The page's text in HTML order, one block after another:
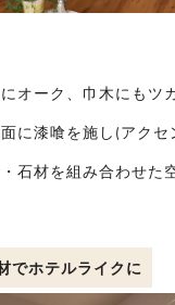
オーク、巾木にもツ
に漆喰を施し(アク
石材を組み合わせた
でホテルライクに